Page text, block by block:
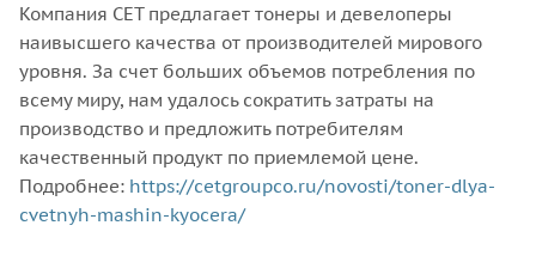
Компания CET предлагает тонеры и девелоперы
наивысшего качества от производителей мирового
уровня. За счет больших объемов потребления по
всему миру, нам удалось сократить затраты на
производство и предложить потребителям
качественный продукт по приемлемой цене.
Подробнее: https://cetgroupco.ru/novosti/toner-dlya-
cvetnyh-mashin-kyocera/